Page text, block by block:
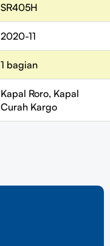
SR405H
2020-11
1 bagian
Kapal Roro, Kapal
Curah Kargo